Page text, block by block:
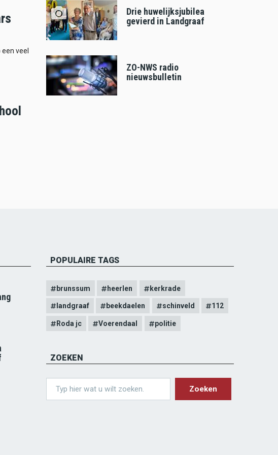
veel
Drie huwelijksjubilea
gevierd in Landgraaf
ZO-NWS radio
nieuwsbulletin
POPULAIRE TAGS
brunssum heerlen kerkrade
landgraaf beekdaelen schinveld 112
Roda jc Voerendaal politie
ZOEKEN